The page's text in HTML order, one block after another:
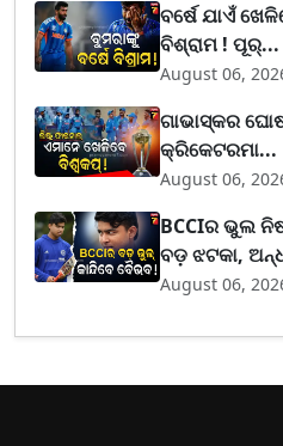
ବର୍ଷେ ଯାଏଁ
ବିଶ୍ରାମ ! ପୂର୍...
August 06,
ଗାଭାସ୍କର
କ୍ରିକେଟରମା...
August 06,
BCCIର ଭୁଲ
ବଡ଼ ଝଟକା,
August 06,